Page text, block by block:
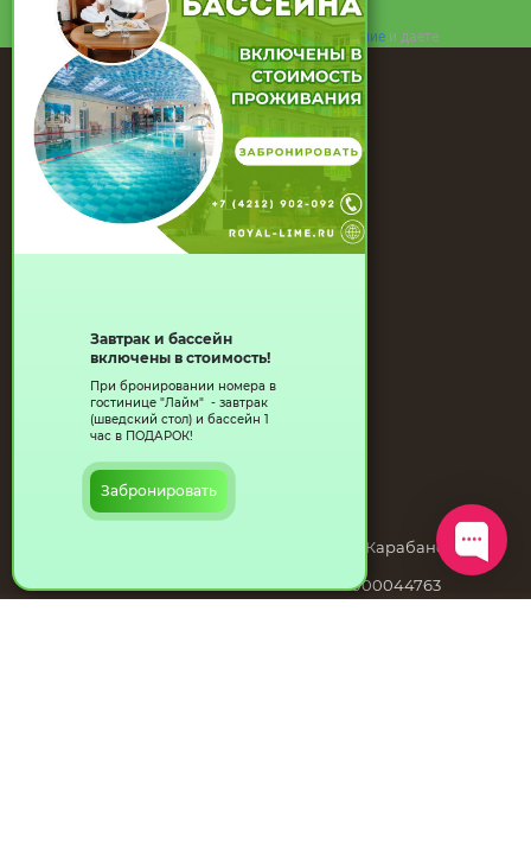
Завтрак и бассейн
включены в стоимость!
При бронировании номера в
гостинице "Лайм" - завтрак
(шведский стол) и бассейн 1
час в ПОДАРОК!
Забронировать
royal27@list.ru
Контакты
Нажимая на кнопку, вы принимаете Положение и даете
Согласиена обработку персональных данных.
ГОСТИНИЦА
РЕЗУЛЬТАТЫ СОУТ
НОМЕР РЕЕСТРОВОЙ ЗАПИСИ
НОМЕРА
БАССЕЙН
БИЛЬЯРД
КАФЕ И РЕСТОРАН
Индивидуальный предприниматель Карабанова
ИНН 272200454365 ОГРН 325270000044763